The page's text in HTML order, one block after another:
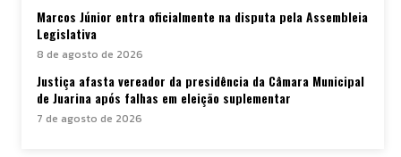
Marcos Júnior entra oficialmente na disputa pela Assembleia
Legislativa
8 de agosto de 2026
Justiça afasta vereador da presidência da Câmara Municipal
de Juarina após falhas em eleição suplementar
7 de agosto de 2026